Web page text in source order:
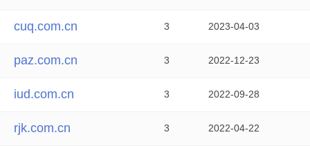
cuq.com.cn 3 2023-04-03
paz.com.cn 3 2022-12-23
iud.com.cn 3 2022-09-28
rjk.com.cn 3 2022-04-22